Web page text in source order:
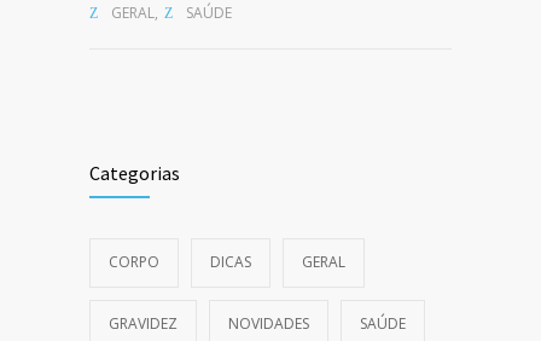
GERAL, SAÚDE
Categorias
CORPO DICAS GERAL
GRAVIDEZ NOVIDADES SAÚDE